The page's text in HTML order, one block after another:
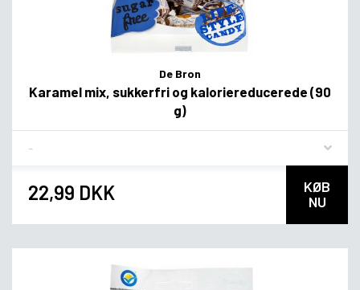
De Bron
Karamel mix, sukkerfri og kaloriereducerede (90
g)
22,99 DKK
KØB
NU